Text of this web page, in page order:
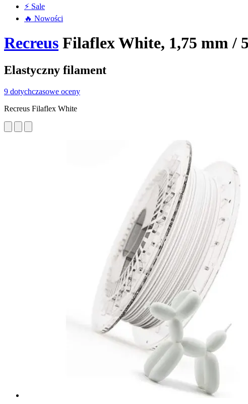
⚡ Sale
🔥 Nowości
Recreus Filaflex White, 1,75 mm /
Elastyczny filament
9 dotychczasowe oceny
Recreus Filaflex White